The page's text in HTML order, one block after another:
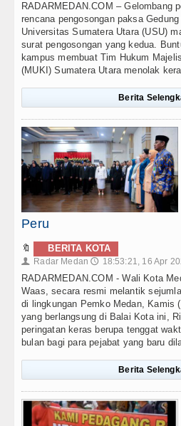
RADARMEDAN.COM – Gelombang
rencana pengosongan paksa
Universitas Sumatera Utara (USU)
surat pengosongan yang kedua.
kampus membuat Tim Hukum
(MUKI) Sumatera Utara menolak
Berita
Peru
🔖 BERITA KOTA
👤 Radar Medan 🕔 18:53:21, 16 Apr
RADARMEDAN.COM - Wali Kota
Waas, secara resmi melantik
di lingkungan Pemko Medan, Kamis
yang berlangsung di Balai Kota ini,
peringatan keras berupa tenggat
bulan bagi para pejabat yang baru
Berita